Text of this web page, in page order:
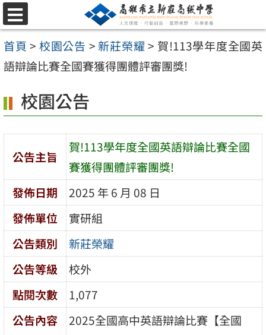
跳
至
主
要
容
區
選
單
首頁 > 校園公告 > 新莊榮耀 > 賀!113學年度全國英
語辯論比賽全國賽獲得團體評審團獎!
校園公告
公告主旨
賀!113學年度全國英語辯論比賽全國
賽獲得團體評審團獎!
發佈日期
2025 年 6 月 08 日
發佈單位
實研組
公告類別
新莊榮耀
公告等級
校外
點閱次數
1,077
公告內容
2025全國高中英語辯論比賽【全國